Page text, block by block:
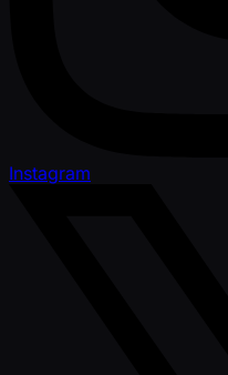
Instagram